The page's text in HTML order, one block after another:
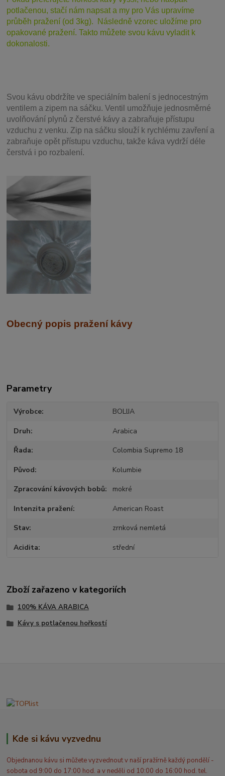
potlačenou, stačí nám napsat a my pro Vás upravíme
průběh pražení (od 3kg). Následně vzorec uložíme pro
opakované pražení. Takto můžete svou kávu vyladit k
dokonalosti.
Svou kávu obdržíte ve speciálním balení s jednocestným
ventilem a zipem na sáčku. Ventil umožňuje jednosměrné
uvolňování plynů z čerstvé kávy a zabraňuje přístupu
vzduchu z venku. Zip na sáčku slouží k rychlému zavření a
zabraňuje opět přístupu vzduchu, takže káva vydrží déle
čerstvá i po rozbalení.
Obecný popis pražení kávy
Parametry
Výrobce BOLIJA
Druh Arabica
Řada Colombia Supremo 18
Původ Kolumbie
Zpracování kávových bobů mokré
Intenzita pražení American Roast
Stav zrnková nemletá
Acidita střední
Zboží zařazeno v kategoriích
100% KÁVA ARABICA
Kávy s potlačenou hořkostí
Kde si kávu vyzvednu
Objednanou kávu si můžete vyzvednout v naší pražírně každý pondělí -
sobota od 9:00 do 17:00 hod. a v neděli od 10:00 do 16:00 hod. tel.